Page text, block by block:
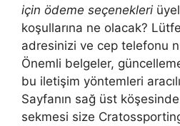
için ödeme seçenekleri
koşullarına ne olacak?
adresinizi ve cep telefonu
Önemli belgeler,
bu iletişim yöntemleri
Sayfanın sağ üst
sekmesi size